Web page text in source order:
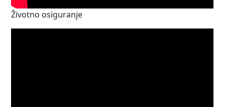
Životno osiguranje